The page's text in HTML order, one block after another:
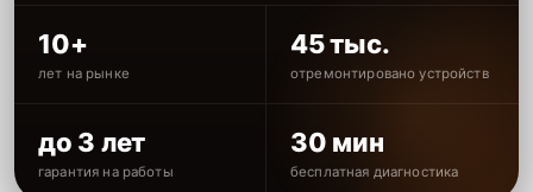
10+
лет на рынке
45 тыс.
отремонтировано устройств
до 3 лет
гарантия на работы
30 мин
бесплатная диагностика